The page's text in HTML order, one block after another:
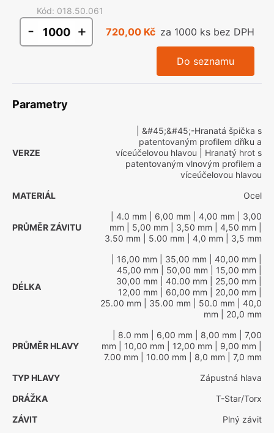
Kód: 018.50.061
- + 720,00 Kč za 1000 ks bez DPH
Do seznamu
Parametry
VERZE
| &#45;&#45;-Hranatá špička s
patentovaným profilem dříku a
víceúčelovou hlavou | Hranatý hrot s
patentovaným vlnovým profilem a
víceúčelovou hlavou
MATERIÁL
Ocel
PRŮMĚR ZÁVITU
| 4.0 mm | 6,00 mm | 4,00 mm | 3,00
mm | 5,00 mm | 3,50 mm | 4,50 mm
3.50 mm | 5.00 mm | 4,0 mm | 3,5 mm
DÉLKA
| 16,00 mm | 35,00 mm | 40,00 mm
45,00 mm | 50,00 mm | 15,00 mm
30,00 mm | 40.00 mm | 25,00 mm
12,00 mm | 60,00 mm | 20,00 mm
25.00 mm | 35.00 mm | 50.0 mm | 40,0
mm | 20,0 mm
PRŮMĚR HLAVY
| 8.0 mm | 6,00 mm | 8,00 mm | 7,00
mm | 10,00 mm | 12,00 mm | 9,00 mm
7.00 mm | 10.00 mm | 8,0 mm | 7,0 mm
TYP HLAVY
Zápustná hlava
DRÁŽKA
T-Star/Torx
ZÁVIT
Plný závit